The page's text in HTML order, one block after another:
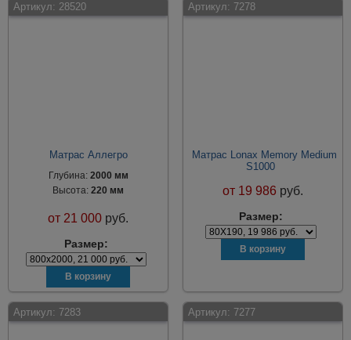
Артикул: 28520
Матрас Аллегро
Глубина: 2000 мм
Высота:220 мм
от 21 000 руб.
Размер:
Артикул: 7278
Матрас Lonax Memory Medium
S1000
от19 986 руб.
Размер:
Артикул: 7283 Артикул: 7277